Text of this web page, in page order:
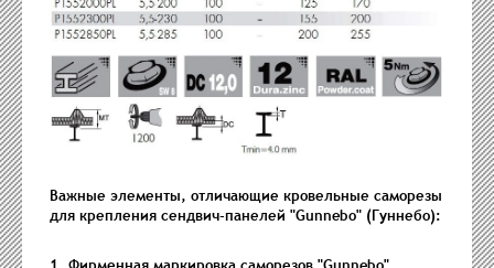
Важные элементы, отличающие кровельные саморезы
для крепления сендвич-панелей "Gunnebo" (Гуннебо):